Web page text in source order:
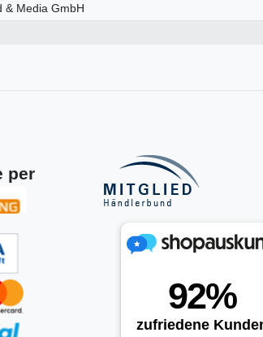
& Media GmbH
per